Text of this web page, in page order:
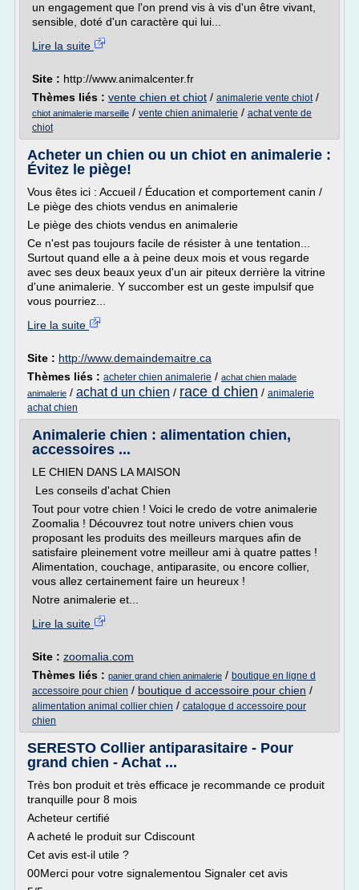
un engagement que l'on prend vis à vis d'un être vivant,
sensible, doté d'un caractère qui lui...
Lire la suite
Site : http://www.animalcenter.fr
Thèmes liés : vente chien et chiot / animalerie vente chiot/
chiot animalerie marseille / vente chien animalerie / achat vente de
chiot
Acheter un chien ou un chiot en animalerie :
Évitez le piège!
Vous êtes ici : Accueil / Éducation et comportement canin /
Le piège des chiots vendus en animalerie
Le piège des chiots vendus en animalerie
Ce n'est pas toujours facile de résister à une tentation...
Surtout quand elle a à peine deux mois et vous regarde
avec ses deux beaux yeux d'un air piteux derrière la vitrine
d'une animalerie. Y succomber est un geste impulsif que
vous pourriez...
Lire la suite
Site : http://www.demaindemaitre.ca
Thèmes liés : acheter chien animalerie / achat chien malade
animalerie / achat d un chien / race d chien / animalerie
achat chien
Animalerie chien : alimentation chien,
accessoires ...
LE CHIEN DANS LA MAISON
Les conseils d'achat Chien
Tout pour votre chien ! Voici le credo de votre animalerie
Zoomalia ! Découvrez tout notre univers chien vous
proposant les produits des meilleurs marques afin de
satisfaire pleinement votre meilleur ami à quatre pattes !
Alimentation, couchage, antiparasite, ou encore collier,
vous allez certainement faire un heureux !
Notre animalerie et...
Lire la suite
Site : zoomalia.com
Thèmes liés : panier grand chien animalerie / boutique en ligne d
accessoire pour chien / boutique d accessoire pour chien /
alimentation animal collier chien / catalogue d accessoire pour
chien
SERESTO Collier antiparasitaire - Pour
grand chien - Achat ...
Très bon produit et très efficace je recommande ce produit
tranquille pour 8 mois
Acheteur certifié
A acheté le produit sur Cdiscount
Cet avis est-il utile ?
00Merci pour votre signalementou Signaler cet avis